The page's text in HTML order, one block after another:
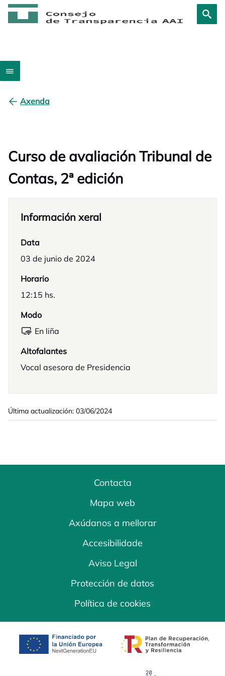
Axenda
Curso de avaliación Tribunal de
Contas, 2ª edición
Información xeral
Data
03 de junio de 2024
Horario
12:15 hs.
Modo
En liña
Altofalantes
Vocal asesora de Presidencia
Última actualización: 03/06/2024
Contacta
Mapa web
Axúdanos a mellorar
Accesibilidade
Aviso Legal
Protección de datos
Política de cookies
opens in a new tab opens in a new